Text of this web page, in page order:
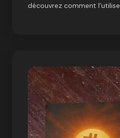
découvrez comment